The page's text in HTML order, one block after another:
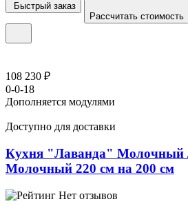
Быстрый заказ
Рассчитать стоимость
108 230 ₽
0-0-18
Дополняется модулями
Доступно для доставки
Кухня "Лаванда" Молочный
Молочный 220 см на 200 см
Нет отзывов